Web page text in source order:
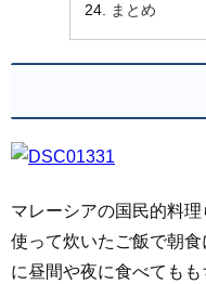
まとめ
マレーシアの国民的料
使って炊いたご飯で朝
に昼間や夜に食べても